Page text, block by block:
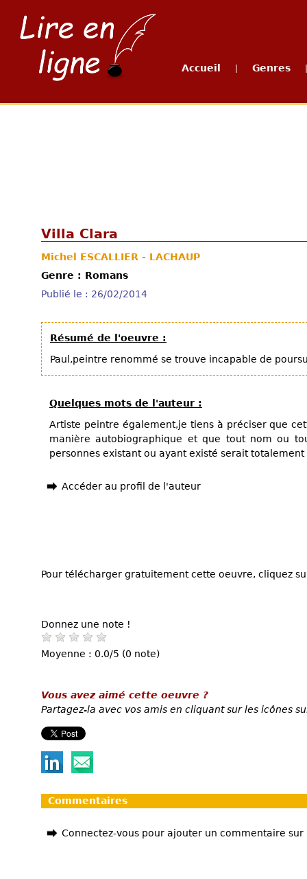
Accueil Genres
Villa Clara
Michel ESCALLIER - LACHAUP
Genre : Romans
Publié le : 26/02/2014
Résumé de l'oeuvre :
Paul,peintre renommé se trouve incapable de
Quelques mots de l'auteur :
Artiste peintre également,je tiens à préciser que
manière autobiographique et que tout nom ou
personnes existant ou ayant existé serait
Accéder au profil de l'auteur
Pour télécharger gratuitement cette oeuvre, cliquez
Donnez une note !
Moyenne : 0.0/5 (0 note)
Vous avez aimé cette oeuvre ?
Partagez-la avec vos amis en cliquant sur les icônes
Commentaires
Connectez-vous pour ajouter un commentaire sur